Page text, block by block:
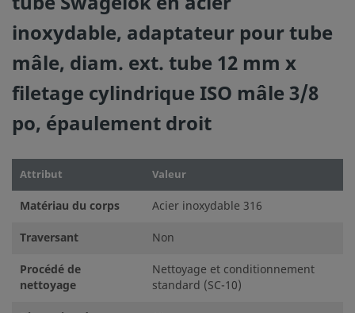
inoxydable, adaptateur pour tube
mâle, diam. ext. tube 12 mm x
filetage cylindrique ISO mâle 3/8
po, épaulement droit
Attribut Valeur
Matériau du corps
Acier inoxydable 316
Traversant
Non
Procédé de
nettoyage
Nettoyage et conditionnement
standard (SC-10)